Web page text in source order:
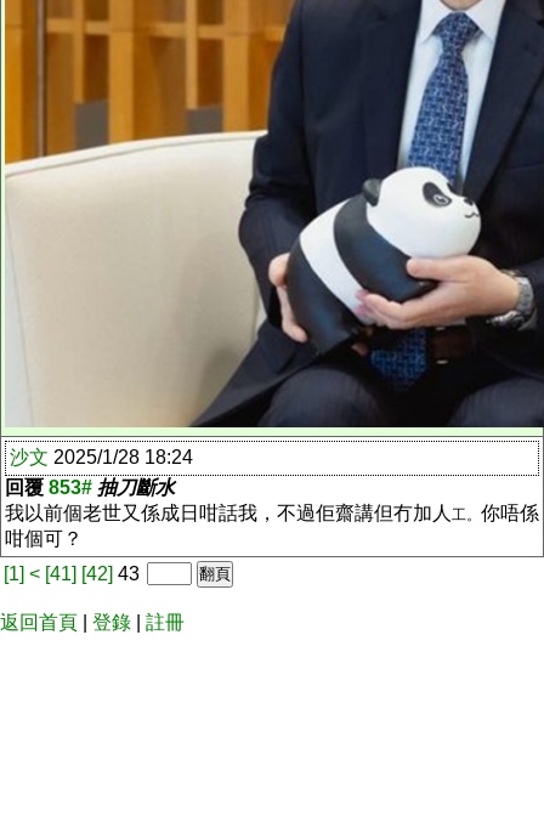
沙文 2025/1/28 18:24
回覆 853# 抽刀斷水
我以前個老世又係成日咁話我，不過佢齋講但冇加人 工。 你唔係
咁個可？
[1] < [41] [42] 43
返回首頁 登錄 註冊